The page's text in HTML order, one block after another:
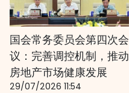
国会常务委员会第四次会
议：完善调控机制，推动
房地产市场健康发展
29/07/2026 11:54